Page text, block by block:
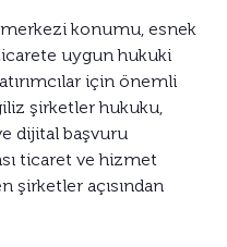
merkezi konumu, esnek
uygun hukuki
için önemli
şirketler hukuku,
dijital başvuru
ticaret ve hizmet
şirketler açısından